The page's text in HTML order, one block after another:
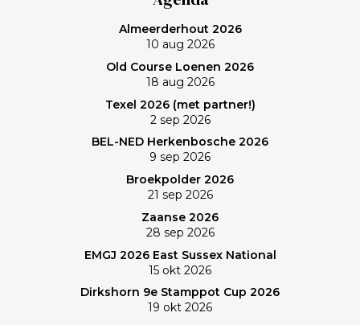
was ‘even helemaal niets; heerlijk’, zo maakt Frank de
verlies was voorzien; gedaan en laten, dus. Maar de
memorabele ronde en de waanzinnige slagen van
Frank zullen mij nog lang bijblijven. Topgast, topdag!
Frank, bedankt!
Almeerderhout 2026
10 aug 2026
Old Course Loenen 2026
18 aug 2026
Texel 2026 (met partner!)
2 sep 2026
BEL-NED Herkenbosche 2026
9 sep 2026
Broekpolder 2026
21 sep 2026
Zaanse 2026
28 sep 2026
EMGJ 2026 East Sussex National
15 okt 2026
Dirkshorn 9e Stamppot Cup 2026
19 okt 2026